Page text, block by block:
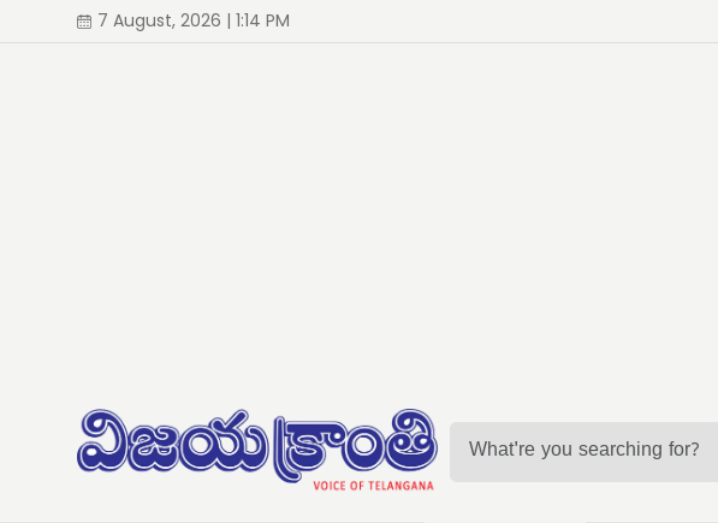
7 August, 2026 | 1:14 PM